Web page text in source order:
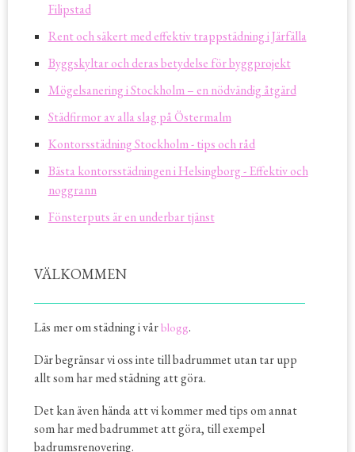
Filipstad
Rent och säkert med effektiv trappstädning i Järfälla
Byggskyltar och deras betydelse för byggprojekt
Mögelsanering i Stockholm – en nödvändig åtgärd
Städfirmor av alla slag på Östermalm
Kontorsstädning Stockholm - tips och råd
Bästa kontorsstädningen i Helsingborg - Effektiv och
noggrann
Fönsterputs är en underbar tjänst
VÄLKOMMEN
Läs mer om städning i vårblogg.
Där begränsar vi oss inte till badrummet utan tar upp
allt som har med städning att göra.
Det kan även hända att vi kommer med tips om annat
som har med badrummet att göra, till exempel
badrumsrenovering.